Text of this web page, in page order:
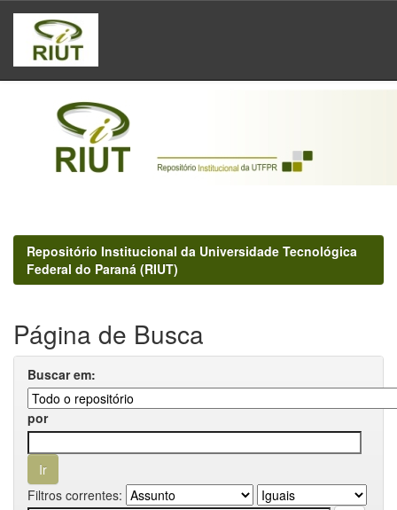
Skip
navigation
Repositório Institucional da Universidade Tecnológica
Federal do Paraná (RIUT)
Página de Busca
Buscar em:
por
Filtros correntes: